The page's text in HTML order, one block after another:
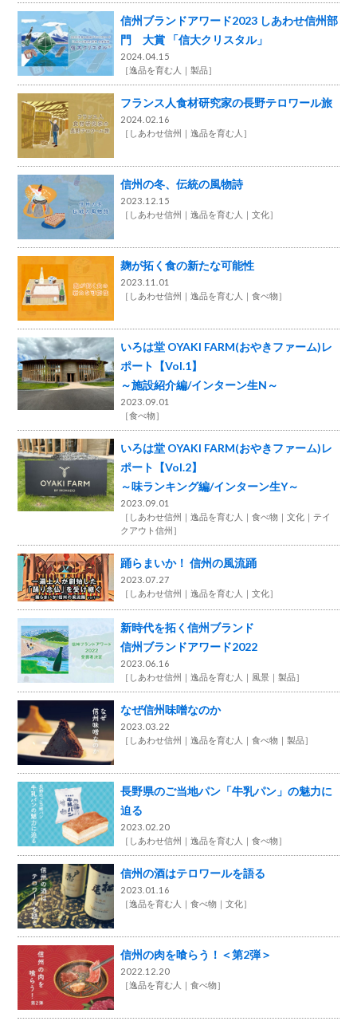
信州ブランドアワード2023 しあわせ信州部
門 大賞 「信大クリスタル」
2024.04.15
［逸品を育む人 製品］
フランス人食材研究家の長野テロワール旅
2024.02.16
［ しあわせ信州 逸品を育む人 ］
信州の冬、伝統の風物詩
2023.12.15
［ しあわせ信州 逸品を育む人 文化］
麹が拓く食の新たな可能性
2023.11.01
［ しあわせ信州 逸品を育む人 食べ物］
いろは堂 OYAKI FARM(おやきファーム)レ
ポート【Vol.1】
～施設紹介編/インターン生N～
2023.09.01
［食べ物］
いろは堂 OYAKI FARM(おやきファーム)レ
ポート【Vol.2】
～味ランキング編/インターン生Y～
2023.09.01
［ しあわせ信州 逸品を育む人 食べ物 文化
テイ
クアウト信州］
踊らまいか！ 信州の風流踊
2023.07.27
［ しあわせ信州 逸品を育む人 文化］
新時代を拓く信州ブランド
信州ブランドアワード2022
2023.06.16
［ しあわせ信州 逸品を育む人 風景 製品］
なぜ信州味噌なのか
2023.03.22
［ しあわせ信州 逸品を育む人 食べ物 製品］
長野県のご当地パン「牛乳パン」の魅力に
迫る
2023.02.20
［ しあわせ信州 逸品を育む人 食べ物］
信州の酒はテロワールを語る
2023.01.16
［逸品を育む人 食べ物 文化］
信州の肉を喰らう！＜第2弾＞
2022.12.20
［逸品を育む人 食べ物］